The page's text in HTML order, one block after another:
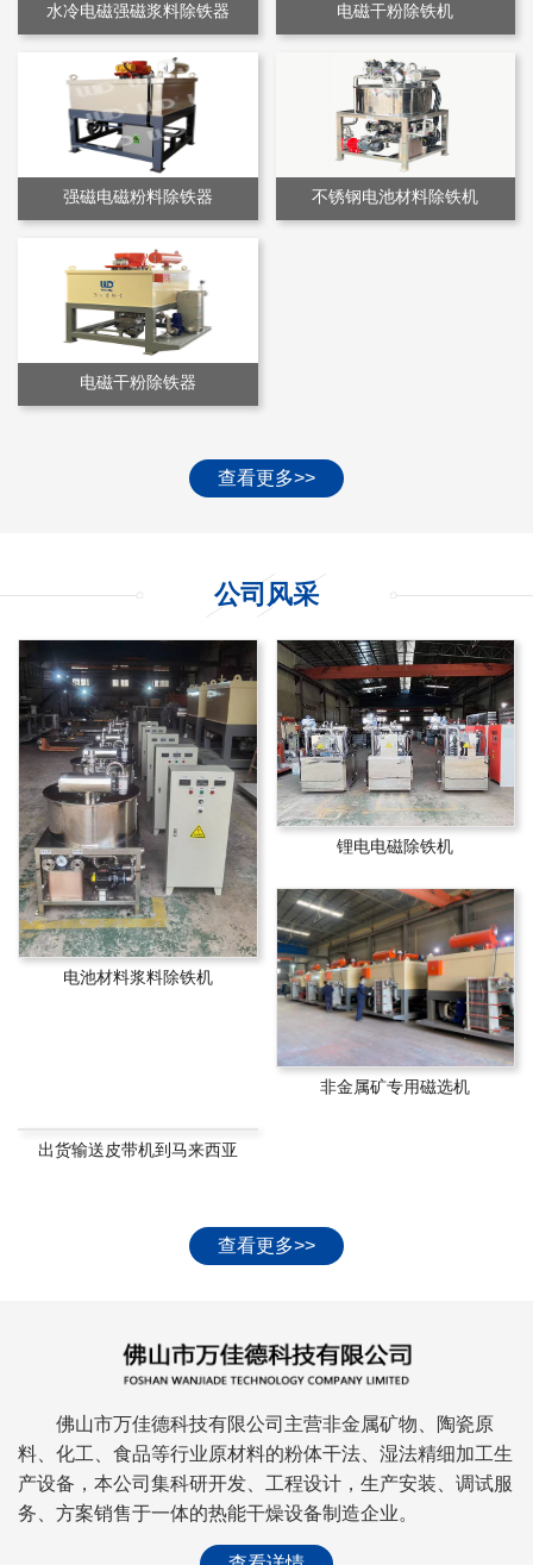
水冷电磁强磁浆料除铁器 电磁干粉除铁机
强磁电磁粉料除铁器 不锈钢电池材料除铁机
电磁干粉除铁器
查看更多>>
公司风采
电池材料浆料除铁机
锂电电磁除铁机
非金属矿专用磁选机
出货输送皮带机到马来西亚
查看更多>>
佛山市万佳德科技有限公司主营非金属矿物、陶瓷原
料、化工、食品等行业原材料的粉体干法、湿法精细加工生
产设备，本公司集科研开发、工程设计，生产安装、调试服
务、方案销售于一体的热能干燥设备制造企业。